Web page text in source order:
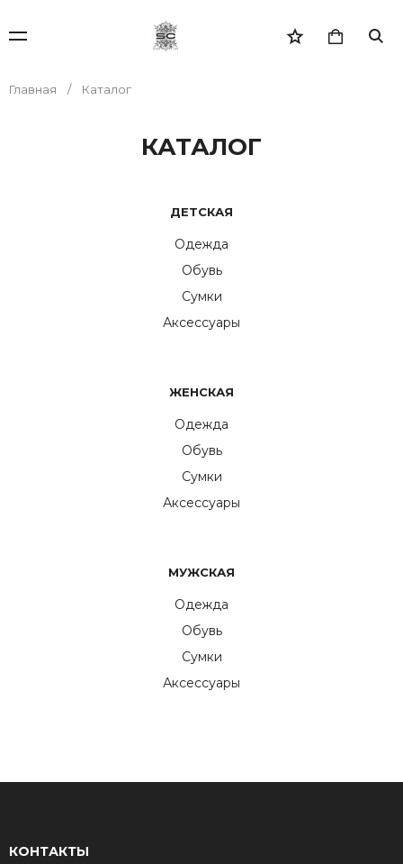
Главная Каталог
КАТАЛОГ
ДЕТСКАЯ
Одежда
Обувь
Сумки
Аксессуары
ЖЕНСКАЯ
Одежда
Обувь
Сумки
Аксессуары
МУЖСКАЯ
Одежда
Обувь
Сумки
Аксессуары
КОНТАКТЫ